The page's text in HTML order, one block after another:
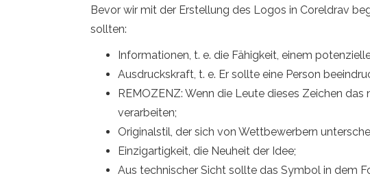
Bevor wir mit der Erstellung des Logos in Coreldrav
sollten:
Informationen, t. e. die Fähigkeit, einem
Ausdruckskraft, t. e. Er sollte eine Person
REMOZENZ: Wenn die Leute dieses Zeichen
verarbeiten;
Originalstil, der sich von Wettbewerbern
Einzigartigkeit, die Neuheit der Idee;
Aus technischer Sicht sollte das Symbol in dem